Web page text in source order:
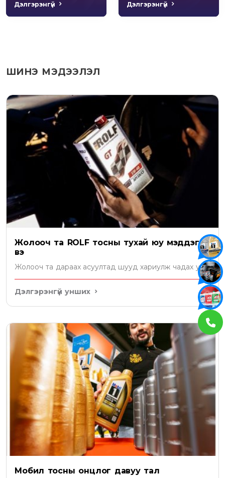
Дэлгэрэнгүй Дэлгэрэнгүй
ШИНЭ МЭДЭЭЛЭЛ
Жолооч та ROLF тосны тухай юу мэддэг
вэ
Жолооч та дараах асуултад шууд хариулж чадах уу?
Дэлгэрэнгүй унших
Мобил тосны онцлог давуу тал